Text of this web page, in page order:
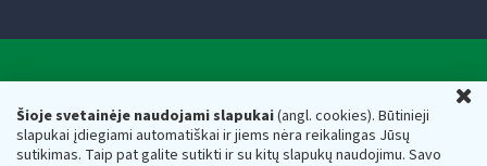
Šioje svetainėje naudojami slapukai(angl. cookies). Būtinieji
slapukai įdiegiami automatiškai ir jiems nėra reikalingas Jūsų
sutikimas. Taip pat galite sutikti ir su kitų slapukų naudojimu. Savo
Respublikos finansų ministerijos
Biudžetinė įstaiga. Juridinio asmens kodas — 188659752,